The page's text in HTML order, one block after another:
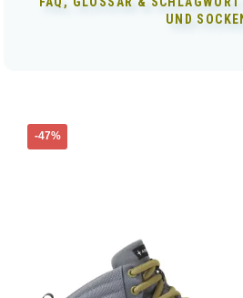
UND
-47%
Produkt